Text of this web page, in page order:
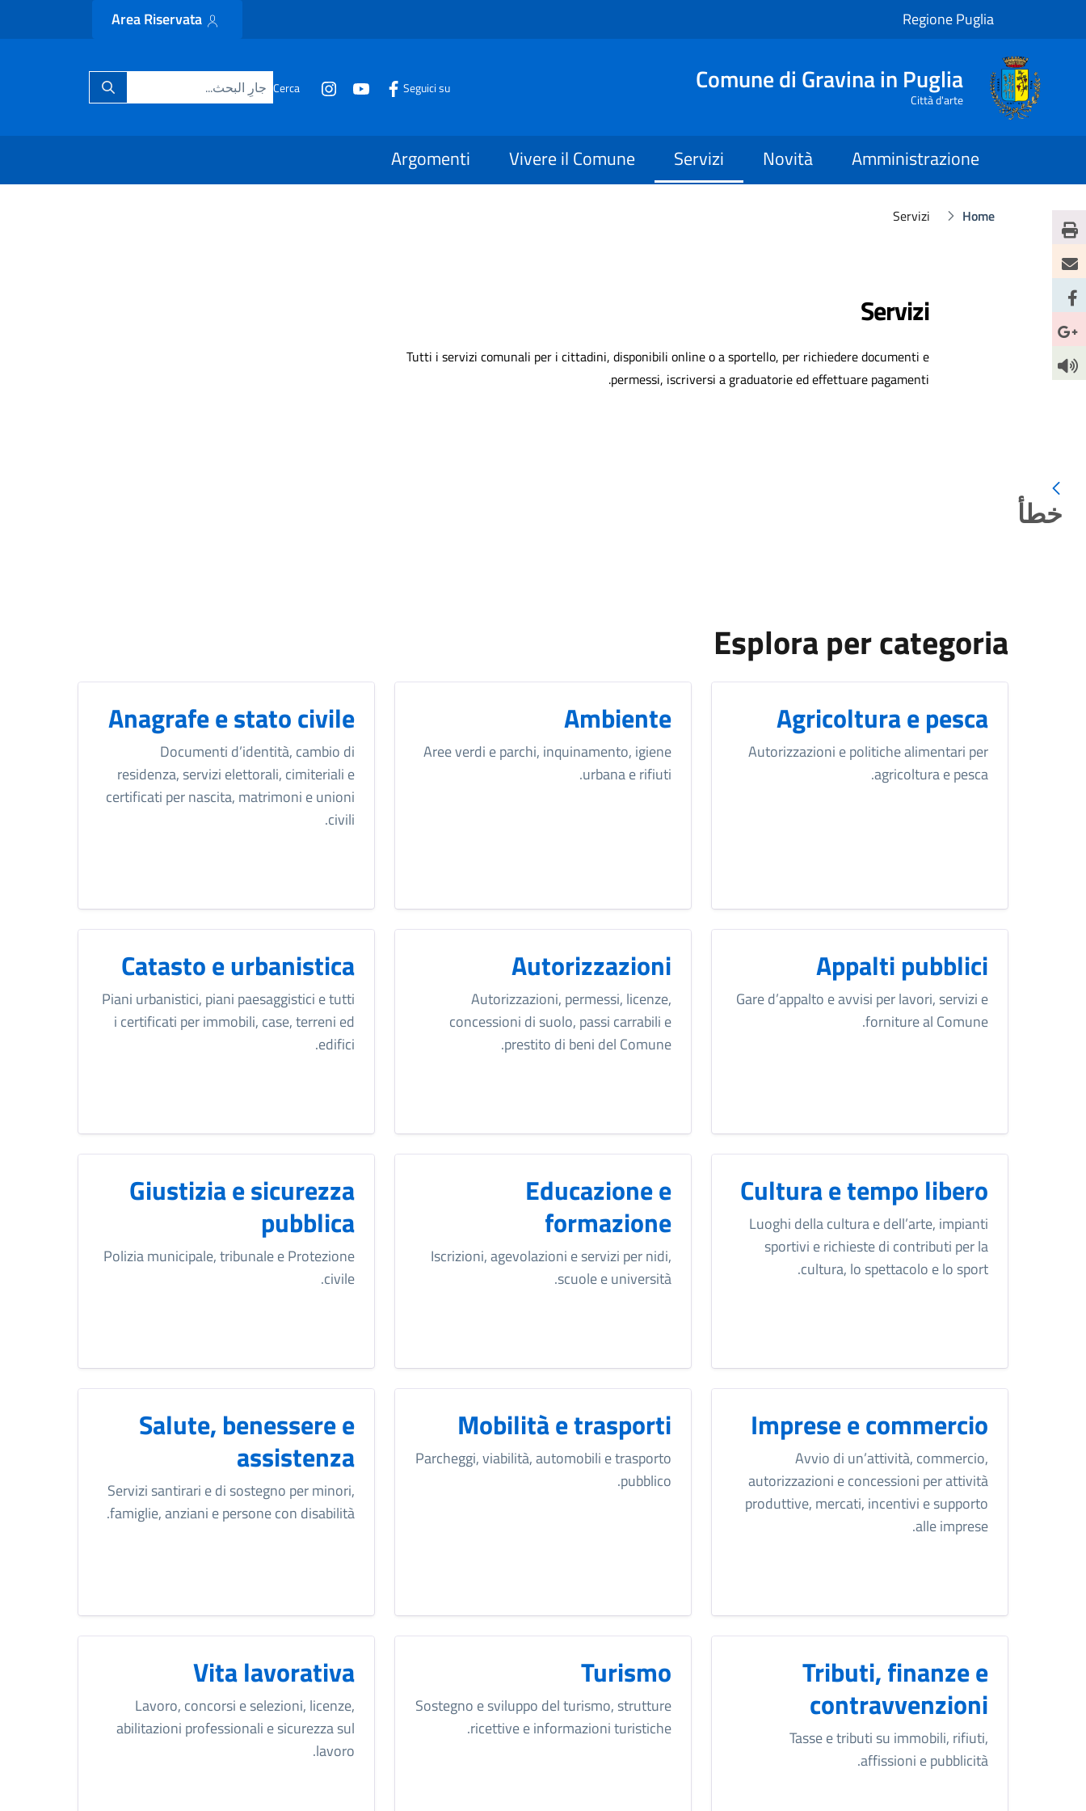
Regione Puglia
Comune di Gravina in Puglia
Città d'arte
Seguici su
Cerca
Amministrazione
Novità
Servizi
Vivere il Comune
Argomenti
Home
Servizi
Servizi
Tutti i servizi comunali per i cittadini, disponibili online o a sportello, per richiedere documenti e
permessi, iscriversi a graduatorie ed effettuare pagamenti.
خطأ
Esplora per categoria
Agricoltura e pesca
Autorizzazioni e politiche alimentari per
agricoltura e pesca.
Ambiente
Aree verdi e parchi, inquinamento, igiene
urbana e rifiuti.
Anagrafe e stato civile
Documenti d’identità, cambio di
residenza, servizi elettorali, cimiteriali e
certificati per nascita, matrimoni e unioni
civili.
Appalti pubblici
Gare d’appalto e avvisi per lavori, servizi e
forniture al Comune.
Autorizzazioni
Autorizzazioni, permessi, licenze,
concessioni di suolo, passi carrabili e
prestito di beni del Comune.
Catasto e urbanistica
Piani urbanistici, piani paesaggistici e tutti
i certificati per immobili, case, terreni ed
edifici.
Cultura e tempo libero
Luoghi della cultura e dell’arte, impianti
sportivi e richieste di contributi per la
cultura, lo spettacolo e lo sport.
Educazione e
formazione
Iscrizioni, agevolazioni e servizi per nidi,
scuole e università.
Giustizia e sicurezza
pubblica
Polizia municipale, tribunale e Protezione
civile.
Imprese e commercio
Avvio di un’attività, commercio,
autorizzazioni e concessioni per attività
produttive, mercati, incentivi e supporto
alle imprese.
Mobilità e trasporti
Parcheggi, viabilità, automobili e trasporto
pubblico.
Salute, benessere e
assistenza
Servizi santirari e di sostegno per minori,
famiglie, anziani e persone con disabilità.
Tributi, finanze e
contravvenzioni
Tasse e tributi su immobili, rifiuti,
affissioni e pubblicità.
Turismo
Sostegno e sviluppo del turismo, strutture
ricettive e informazioni turistiche.
Vita lavorativa
Lavoro, concorsi e selezioni, licenze,
abilitazioni professionali e sicurezza sul
lavoro.